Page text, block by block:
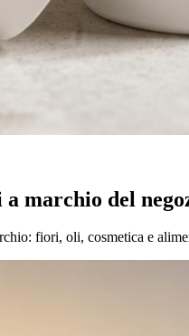
marchio del
fiori, oli, cosmetica e